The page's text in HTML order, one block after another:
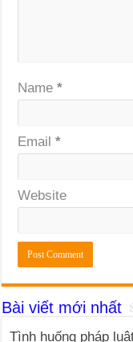
Name*
Email*
Website
Bài viết mới nhất
Tình huống pháp